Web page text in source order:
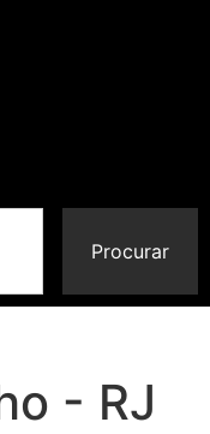
Procurar
- RJ